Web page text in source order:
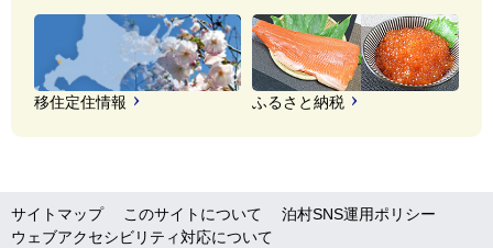
移住定住情報 ふるさと納税
サイトマップ このサイトについて
泊村SNS運用ポリシー
ウェブアクセシビリティ対応について